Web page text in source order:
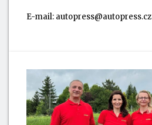
E-mail: autopress@autopress.cz